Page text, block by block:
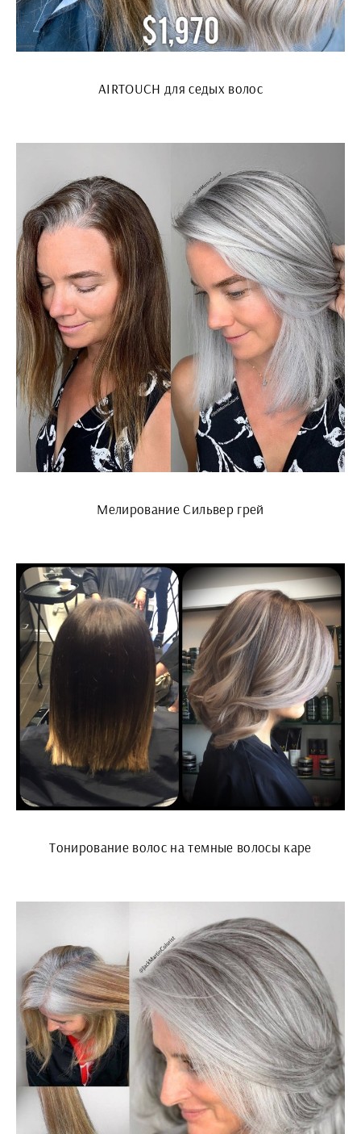
AIRTOUCH для седых волос
Мелирование Сильвер грей
Тонирование волос на темные волосы каре